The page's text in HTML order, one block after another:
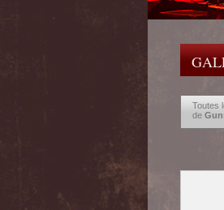
Toutes
de